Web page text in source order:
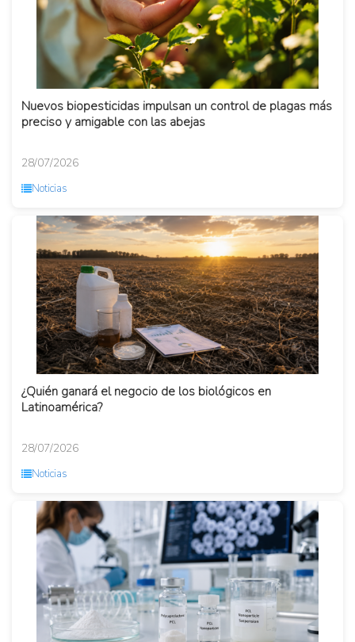
Nuevos biopesticidas impulsan un control de plagas más
preciso y amigable con las abejas
28/07/2026
Noticias
¿Quién ganará el negocio de los biológicos en
Latinoamérica?
28/07/2026
Noticias